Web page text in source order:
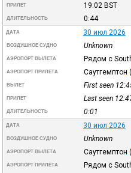
ПРИЛЕТ 19:02 BST
ДЛИТЕЛЬНОСТЬ 0:44
ДАТА 30 июл 2026
ВОЗДУШНОЕ СУДНО Unknown
АЭРОПОРТ ВЫЛЕТА Рядом с
АЭРОПОРТ ПРИЛЕТА Саутгемптон (
ВЫЛЕТ First seen
ПРИЛЕТ Last seen
ДЛИТЕЛЬНОСТЬ 0:01
ДАТА 30 июл 2026
ВОЗДУШНОЕ СУДНО Unknown
АЭРОПОРТ ВЫЛЕТА Саутгемптон (
АЭРОПОРТ ПРИЛЕТА Рядом с